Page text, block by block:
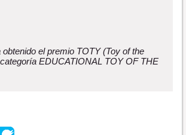
obtenido el premio TOTY (Toy of the
EDUCATIONAL TOY OF THE